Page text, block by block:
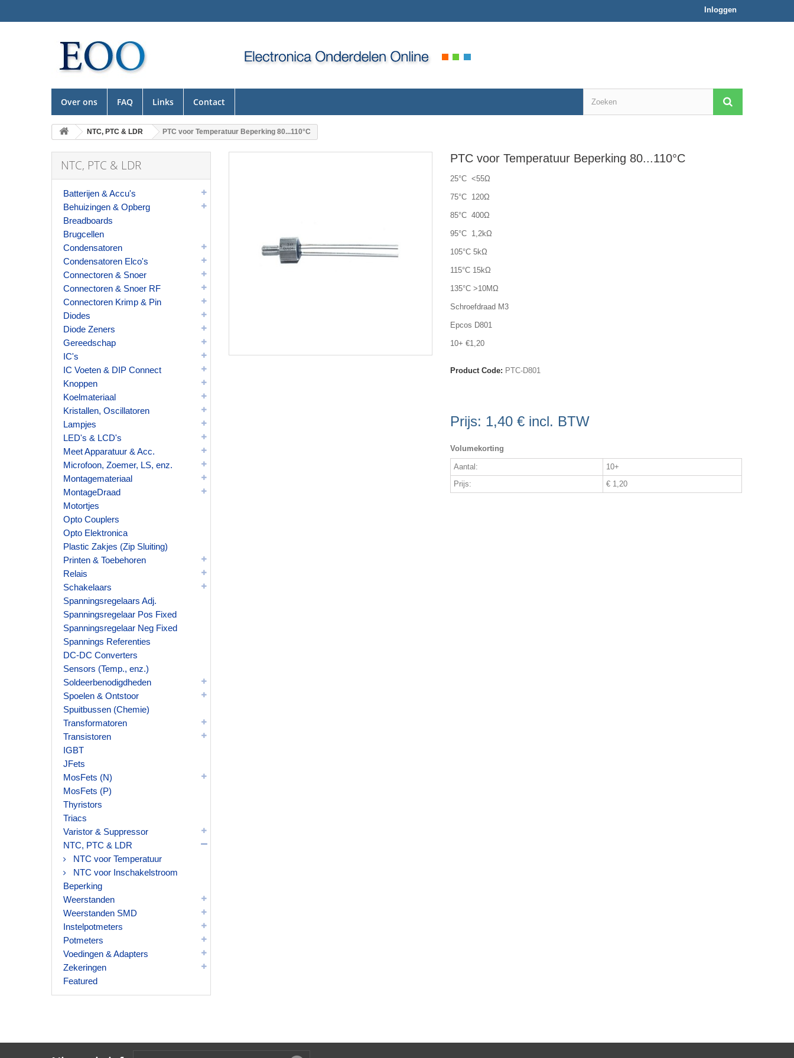
Inloggen
Over ons FAQ Links Contact
NTC, PTC & LDR PTC voor Temperatuur Beperking 80...110°C
NTC, PTC & LDR
Batterijen & Accu's
Behuizingen & Opberg
Breadboards
Brugcellen
Condensatoren
Condensatoren Elco's
Connectoren & Snoer
Connectoren & Snoer RF
Connectoren Krimp & Pin
Diodes
Diode Zeners
Gereedschap
IC's
IC Voeten & DIP Connect
Knoppen
Koelmateriaal
Kristallen, Oscillatoren
Lampjes
LED's & LCD's
Meet Apparatuur & Acc.
Microfoon, Zoemer, LS, enz.
Montagemateriaal
MontageDraad
Motortjes
Opto Couplers
Opto Elektronica
Plastic Zakjes (Zip Sluiting)
Printen & Toebehoren
Relais
Schakelaars
Spanningsregelaars Adj.
Spanningsregelaar Pos Fixed
Spanningsregelaar Neg Fixed
Spannings Referenties
DC-DC Converters
Sensors (Temp., enz.)
Soldeerbenodigdheden
Spoelen & Ontstoor
Spuitbussen (Chemie)
Transformatoren
Transistoren
IGBT
JFets
MosFets (N)
MosFets (P)
Thyristors
Triacs
Varistor & Suppressor
NTC, PTC & LDR
NTC voor Temperatuur
NTC voor Inschakelstroom
Beperking
Weerstanden
Weerstanden SMD
Instelpotmeters
Potmeters
Voedingen & Adapters
Zekeringen
Featured
PTC voor Temperatuur Beperking 80...110°C
25°C <55Ω
75°C 120Ω
85°C 400Ω
95°C 1,2kΩ
105°C 5kΩ
115°C 15kΩ
135°C >10MΩ
Schroefdraad M3
Epcos D801
10+ €1,20
Product Code: PTC-D801
Prijs: 1,40 € incl. BTW
Volumekorting
Aantal:
10+
Prijs:
€ 1,20